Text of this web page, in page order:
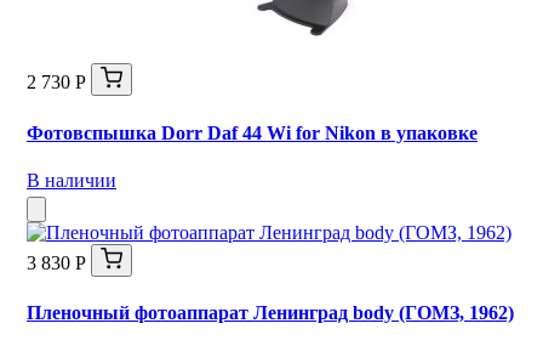
2 730 Р
Фотовспышка Dorr Daf 44 Wi for Nikon в упаковке
В наличии
3 830 Р
Пленочный фотоаппарат Ленинград body (ГОМЗ, 1962)